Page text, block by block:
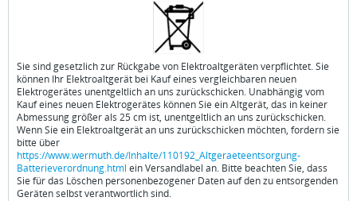
Sie sind gesetzlich zur Rückgabe von Elektroaltgeräten verpflichtet. Sie
können Ihr Elektroaltgerät bei Kauf eines vergleichbaren neuen
Elektrogerätes unentgeltlich an uns zurückschicken. Unabhängig vom
Kauf eines neuen Elektrogerätes können Sie ein Altgerät, das in keiner
Abmessung größer als 25 cm ist, unentgeltlich an uns zurückschicken.
Wenn Sie ein Elektroaltgerät an uns zurückschicken möchten, fordern sie
bitte über
https://www.wermuth.de/Inhalte/110192_Altgeraeteentsorgung-
Batterieverordnung.html ein Versandlabel an. Bitte beachten Sie, dass
Sie für das Löschen personenbezogener Daten auf den zu entsorgenden
Geräten selbst verantwortlich sind.